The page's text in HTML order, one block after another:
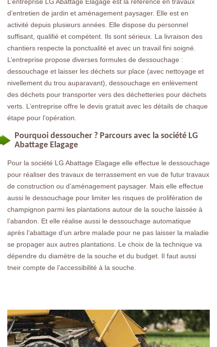
d’entretien de jardin et aménagement paysager. Elle est en
activité depuis plusieurs années. Elle dispose du personnel
suffisant, qualifié et compétent. Ils sont sérieux. La livraison des
chantiers respecte la ponctualité et avec un travail fini soigné.
L’entreprise propose diverses formules de dessouchage :
dessouchage et laisser les déchets sur place (avec nettoyage et
nivellement du trou auparavant), dessouchage en enlèvement
des déchets pour transporter vers des déchetteries pour déchets
verts. L’entreprise offre le devis gratuit avec les détails de chaque
étape pour l’opération.
Pourquoi dessoucher ? Parcours avec la société LG
Abattage Elagage
Pour la société LG Abattage Elagage elle effectue le dessouchage
pour réaliser des travaux de terrassement en vue de futur travaux
de construction ou d’aménagement paysager. Mais elle effectue
aussi le dessouchage pour limiter les risques de prolifération de
champignon parmi les plantations autour de la souche laissée à
l’abandon. Et elle réalise aussi le dessouchage automatique
après l’abattage d’un arbre malade pour ne pas laisser la maladie
se propager aux autres plantations. Le choix de la technique va
dépendre du diamètre de la souche et du budget. Il faut aussi
tneir compte de l’accessibilité à la souche.